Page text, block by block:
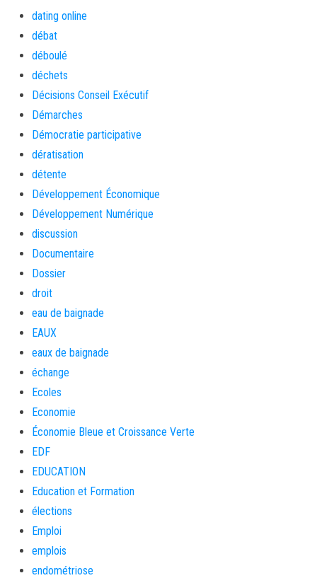
dating online
débat
déboulé
déchets
Décisions Conseil Exécutif
Démarches
Démocratie participative
dératisation
détente
Développement Économique
Développement Numérique
discussion
Documentaire
Dossier
droit
eau de baignade
EAUX
eaux de baignade
échange
Ecoles
Economie
Économie Bleue et Croissance Verte
EDF
EDUCATION
Education et Formation
élections
Emploi
emplois
endométriose